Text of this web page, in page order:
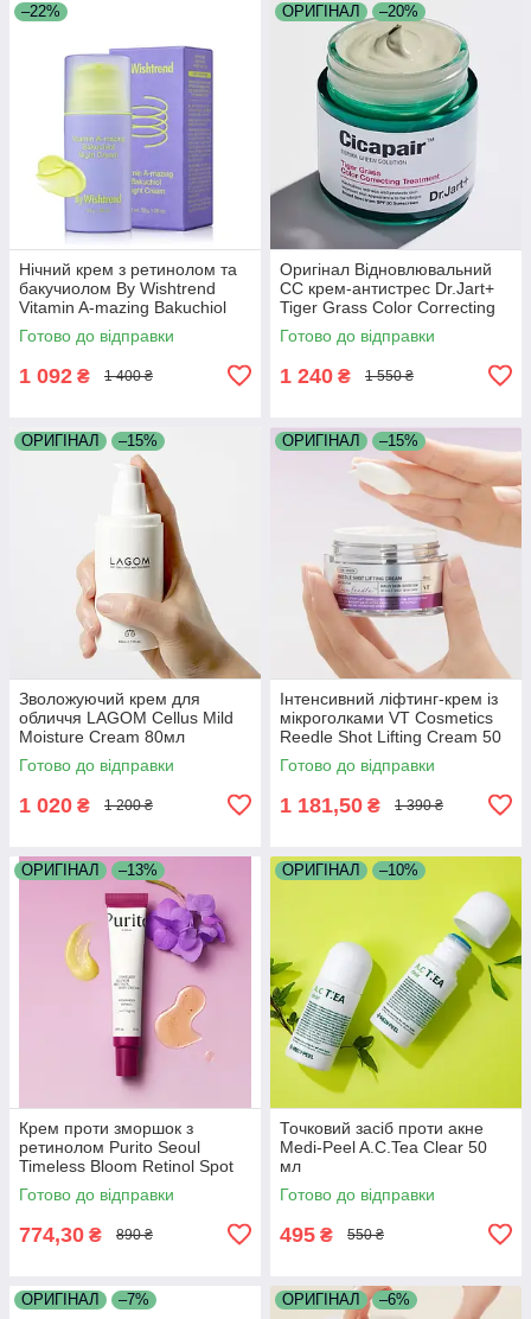
–22%
Нічний крем з ретинолом та
бакучиолом By Wishtrend
Vitamin A-mazing Bakuchiol
Night Cream 30 мл
Готово до відправки
1 092 ₴ 1 400 ₴
ОРИГІНАЛ –20%
Оригінал Відновлювальний
СС крем-антистрес Dr.Jart+
Tiger Grass Color Correcting
Treatment SPF20 50 мл
Готово до відправки
1 240 ₴ 1 550 ₴
ОРИГІНАЛ –15%
Зволожуючий крем для
обличчя LAGOM Cellus Mild
Moisture Cream 80мл
Готово до відправки
1 020 ₴ 1 200 ₴
ОРИГІНАЛ –15%
Інтенсивний ліфтинг-крем із
мікроголками VT Cosmetics
Reedle Shot Lifting Cream 50
мл
Готово до відправки
1 181,50 ₴ 1 390 ₴
ОРИГІНАЛ –13%
Крем проти зморшок з
ретинолом Purito Seoul
Timeless Bloom Retinol Spot
Cream 30 мл
Готово до відправки
774,30 ₴ 890 ₴
ОРИГІНАЛ –10%
Точковий засіб проти акне
Medi-Peel A.C.Tea Clear 50
мл
Готово до відправки
495 ₴ 550 ₴
ОРИГІНАЛ –7% ОРИГІНАЛ –6%